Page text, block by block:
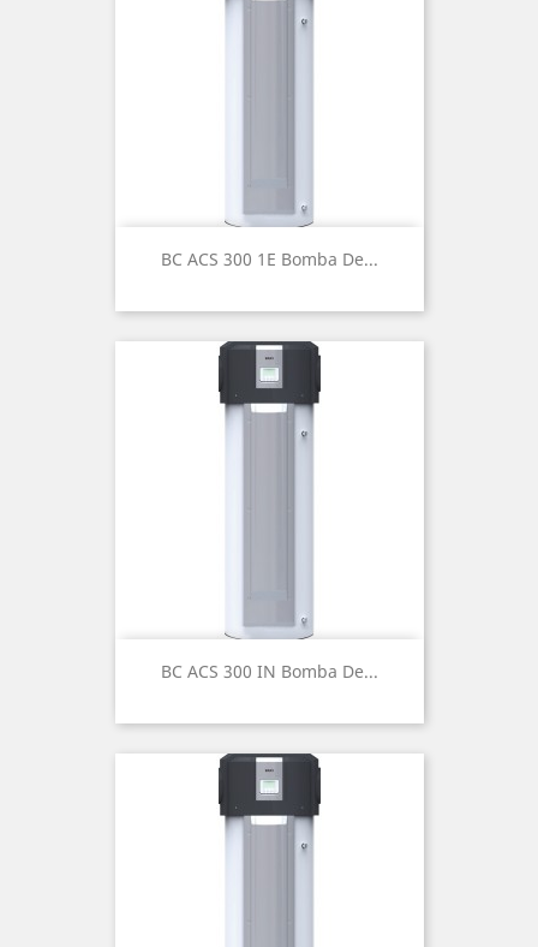
BC ACS 300 1E Bomba De...
BC ACS 300 IN Bomba De...